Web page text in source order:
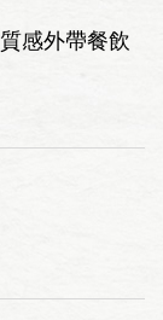
感外帶餐飲